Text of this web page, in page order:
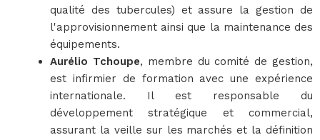
qualité des tubercules) et assure la gestion de
l'approvisionnement ainsi que la maintenance des
équipements.
Aurélio Tchoupe, membre du comité de gestion,
est infirmier de formation avec une expérience
internationale. Il est responsable du
développement stratégique et commercial,
assurant la veille sur les marchés et la définition